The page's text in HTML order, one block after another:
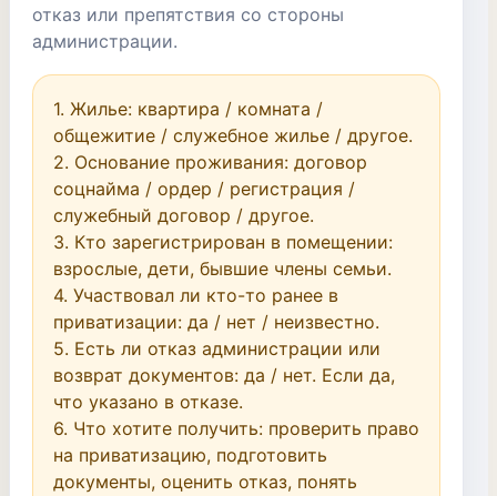
отказ или препятствия со стороны
администрации.
1. Жилье: квартира / комната /
общежитие / служебное жилье / другое.
2. Основание проживания: договор
соцнайма / ордер / регистрация /
служебный договор / другое.
3. Кто зарегистрирован в помещении:
взрослые, дети, бывшие члены семьи.
4. Участвовал ли кто-то ранее в
приватизации: да / нет / неизвестно.
5. Есть ли отказ администрации или
возврат документов: да / нет. Если да,
что указано в отказе.
6. Что хотите получить: проверить право
на приватизацию, подготовить
документы, оценить отказ, понять